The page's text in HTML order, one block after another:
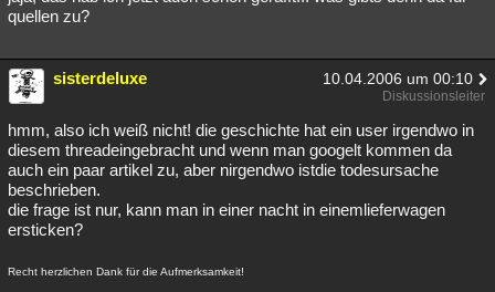
quellen zu?
sisterdeluxe 10.04.2006 um 00:10
Diskussionsleiter
hmm, also ich weiß nicht! die geschichte hat ein user irgendwo in
diesem threadeingebracht und wenn man googelt kommen da
auch ein paar artikel zu, aber nirgendwo istdie todesursache
beschrieben.
die frage ist nur, kann man in einer nacht in einemlieferwagen
ersticken?
Recht herzlichen Dank für die Aufmerksamkeit!